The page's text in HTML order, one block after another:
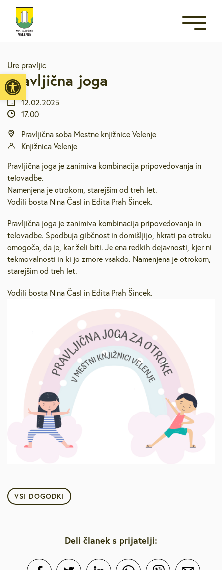
Open toolbar
Ure pravljic
Pravljična joga
12.02.2025
17.00
Pravljična soba Mestne knjižnice Velenje
Knjižnica Velenje
Pravljična joga je zanimiva kombinacija pripovedovanja in
telovadbe.
Namenjena je otrokom, starejšim od treh let.
Vodili bosta Nina Časl in Edita Prah Šincek.
Pravljična joga je zanimiva kombinacija pripovedovanja in
telovadbe. Spodbuja gibčnost in domišljijo, hkrati pa otroku
omogoča, da je, kar želi biti. Je ena redkih dejavnosti, kjer ni
tekmovalnosti in ki jo zmore vsakdo. Namenjena je otrokom,
starejšim od treh let.
Vodili bosta Nina Časl in Edita Prah Šincek.
VSI DOGODKI
Deli članek s prijatelji: